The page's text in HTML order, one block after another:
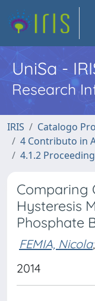
UniSa -
Research
IRIS
Catalogo
4 Contributo in
4.1.2
Comparing
Hysteresis
Phosphate
FEMIA, Nicola;
2014